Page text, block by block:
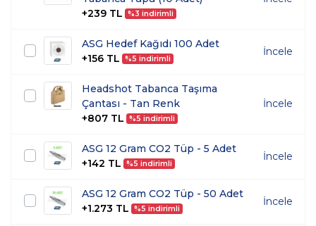
+239 TL
%3 indirimli
ASG Hedef Kağıdı 100 Adet
+156 TL
%5 indirimli
İncele
Headshot Tabanca Taşıma
Çantası - Tan Renk
+807 TL
%5 indirimli
İncele
ASG 12 Gram CO2 Tüp - 5 Adet
+142 TL
%5 indirimli
İncele
ASG 12 Gram CO2 Tüp - 50 Adet
+1.273 TL
%5 indirimli
İncele